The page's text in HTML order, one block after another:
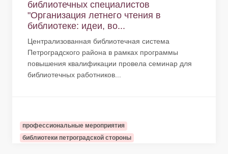
библиотечных специалистов
"Организация летнего чтения в
библиотеке: идеи, во...
Централизованная библиотечная система
Петроградского района в рамках программы
повышения квалификации провела семинар для
библиотечных работников...
профессиональные мероприятия
библиотеки петроградской стороны